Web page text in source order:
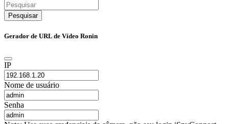
Pesquisar
Gerador de URL de Vídeo Ronin
IP
Nome de usuário
Senha